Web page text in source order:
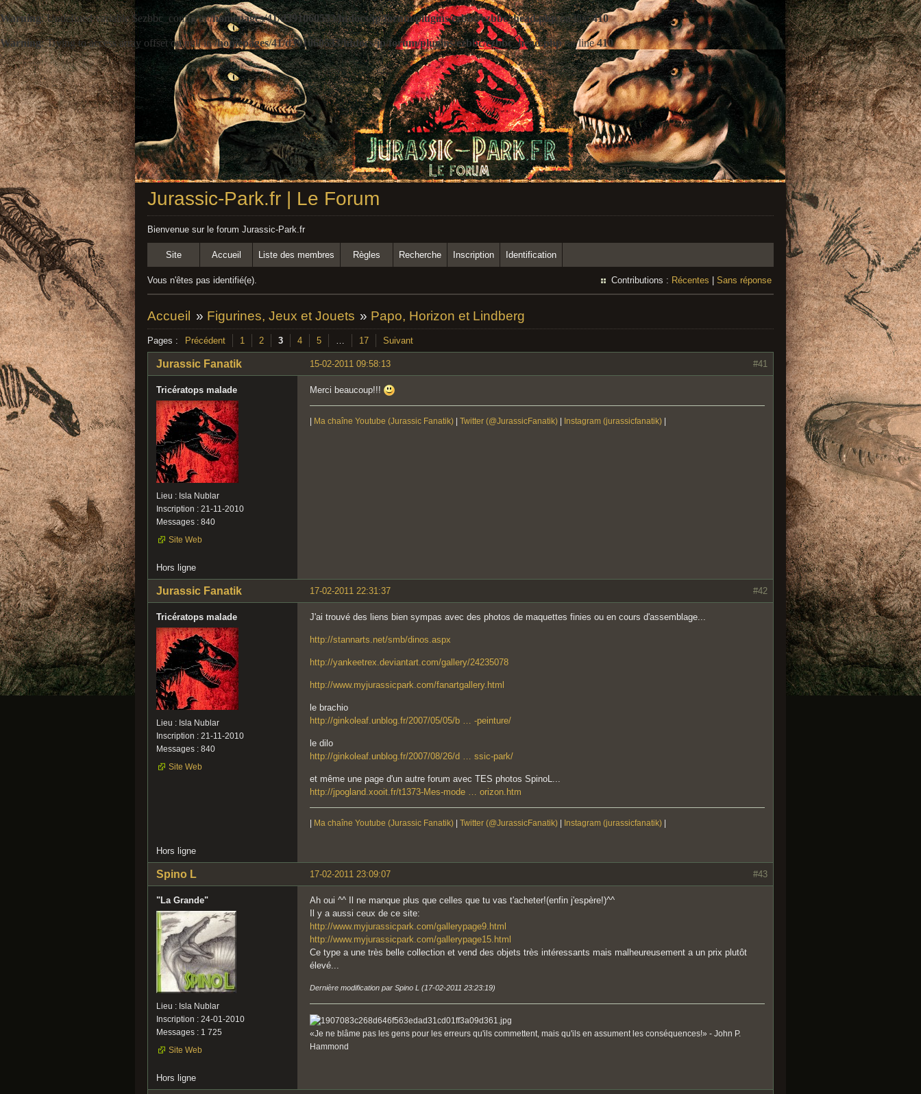
Warning: Undefined variable $ezbbc_config in/homepages/41/d391060533/htdocs/jp/forum/plugins/ezbbc/ezbbc_head.phpon line410
Warning: Trying to access array offset on null in/homepages/41/d391060533/htdocs/jp/forum/plugins/ezbbc/ezbbc_head.phpon line410
Jurassic-Park.fr | Le Forum
Bienvenue sur le forum Jurassic-Park.fr
Site Accueil Liste des membres Règles Recherche Inscription Identification
Vous n'êtes pas identifié(e). Contributions : Récentes Sans réponse
Accueil » Figurines, Jeux et Jouets » Papo, Horizon et Lindberg
Pages : Précédent 1 2 3 4 5 … 17 Suivant
#41
15-02-2011 09:58:13
Jurassic Fanatik
Tricératops malade
Lieu : Isla Nublar
Inscription : 21-11-2010
Messages : 840
Site Web
Merci beaucoup!!!
Ma chaîne Youtube (Jurassic Fanatik) Twitter (@JurassicFanatik) Instagram (jurassicfanatik)
Hors ligne
#42
17-02-2011 22:31:37
Jurassic Fanatik
Tricératops malade
Lieu : Isla Nublar
Inscription : 21-11-2010
Messages : 840
Site Web
J'ai trouvé des liens bien sympas avec des photos de maquettes finies ou en cours d'assemblage...
http://stannarts.net/smb/dinos.aspx
http://yankeetrex.deviantart.com/gallery/24235078
http://www.myjurassicpark.com/fanartgallery.html
le brachio
http://ginkoleaf.unblog.fr/2007/05/05/b … -peinture/
le dilo
http://ginkoleaf.unblog.fr/2007/08/26/d … ssic-park/
et même une page d'un autre forum avec TES photos SpinoL...
http://jpogland.xooit.fr/t1373-Mes-mode … orizon.htm
Ma chaîne Youtube (Jurassic Fanatik) Twitter (@JurassicFanatik) Instagram (jurassicfanatik)
Hors ligne
#43
17-02-2011 23:09:07
Spino L
"La Grande"
Lieu : Isla Nublar
Inscription : 24-01-2010
Messages : 1 725
Site Web
Ah oui ^^ Il ne manque plus que celles que tu vas t'acheter!(enfin j'espère!)^^
Il y a aussi ceux de ce site:
http://www.myjurassicpark.com/gallerypage9.html
http://www.myjurassicpark.com/gallerypage15.html
Ce type a une très belle collection et vend des objets très intéressants mais malheureusement a un prix plutôt
élevé...
Dernière modification par Spino L (17-02-2011 23:23:19)
«Je ne blâme pas les gens pour les erreurs qu'ils commettent, mais qu'ils en assument les conséquences!» - John P.
Hammond
Hors ligne